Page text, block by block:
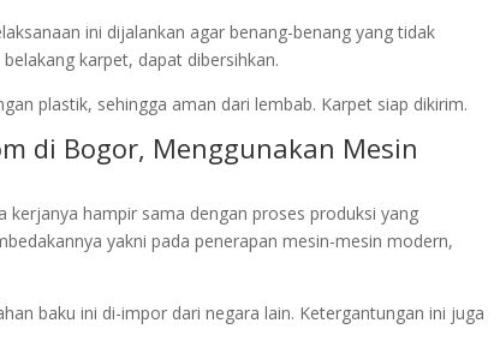
ini dijalankan agar benang-benang yang tidak
karpet, dapat dibersihkan.
plastik, sehingga aman dari lembab. Karpet siap dikirim.
di Bogor, Menggunakan Mesin
hampir sama dengan proses produksi yang
yakni pada penerapan mesin-mesin modern,
baku ini di-impor dari negara lain. Ketergantungan ini juga